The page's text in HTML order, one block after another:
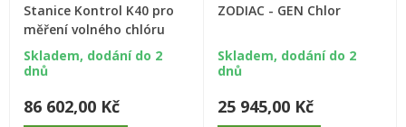
Stanice Kontrol K40 pro
měření volného chlóru
Skladem, dodání do 2
dnů
86 602,00 Kč
ZODIAC - GEN Chlor
Skladem, dodání do 2
dnů
25 945,00 Kč